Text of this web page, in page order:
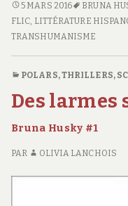
<SPAN
CLASS="ENTRY-
TITLE-
CŒUR</SPAN>
CLASS="ENTRY-
#2</SPAN>
5 MARS 2016 BRUNA
FLIC, LITTÉRATURE
TRANSHUMANISME
POLARS, THRILLERS,
Des larmes
Bruna Husky #1
PAR OLIVIA LANCHOIS